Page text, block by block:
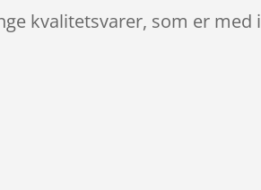
kvalitetsvarer, som er med i